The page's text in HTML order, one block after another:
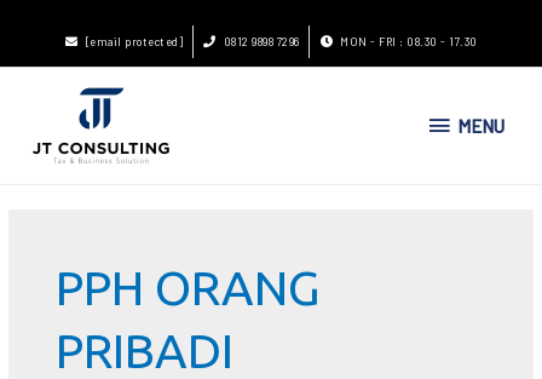
[email protected] 0812 9898 7296 MON - FRI : 08.30 - 17.30
MENU
PPH ORANG
PRIBADI